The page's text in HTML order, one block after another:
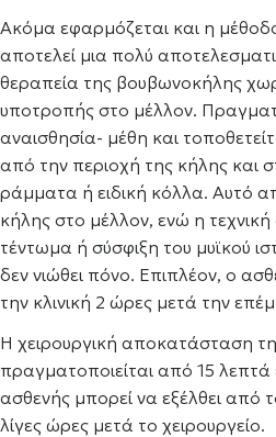
Ακόμα εφαρμόζεται και η
αποτελεί μια πολύ
θεραπεία της βουβωνοκήλης
υποτροπής στο μέλλον.
αναισθησία- μέθη και
από την περιοχή της κήλης και
ράμματα ή ειδική κόλλα. Αυτό
κήλης στο μέλλον, ενώ η τεχνική
τέντωμα ή σύσφιξη του μυϊκού
δεν νιώθει πόνο. Επιπλέον, ο
την κλινική 2 ώρες μετά την
Η χειρουργική αποκατάσταση
πραγματοποιείται από 15
ασθενής μπορεί να εξέλθει από
λίγες ώρες μετά το χειρουργείο.